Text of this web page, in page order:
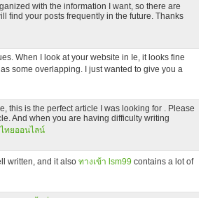
with the information I want, so there are
find your posts frequently in the future. Thanks
When I look at your website in Ie, it looks fine
some overlapping. I just wanted to give you a
this is the perfect article I was looking for . Please
And when you are having difficulty writing
ทยออนไลน์
written, and it also ทางเข้า lsm99 contains a lot of